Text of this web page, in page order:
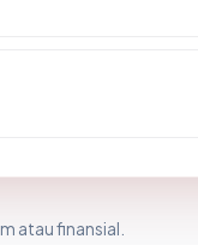
atau finansial.